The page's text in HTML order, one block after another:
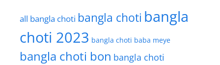
all bangla choti bangla choti bangla
choti 2023 bangla choti baba meye
bangla choti bon bangla choti